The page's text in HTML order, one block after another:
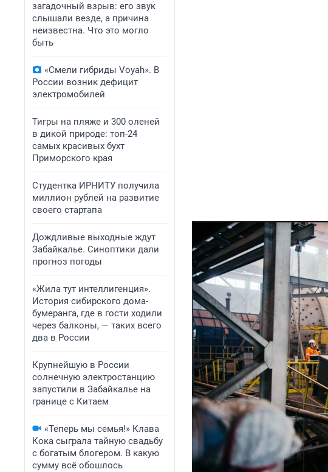
загадочный взрыв: его звук
слышали везде, а причина
неизвестна. Что это могло
быть
«Смели гибриды Voyah». В
России возник дефицит
электромобилей
Тигры на пляже и 300 оленей
в дикой природе: топ-24
самых красивых бухт
Приморского края
Студентка ИРНИТУ получила
миллион рублей на развитие
своего стартапа
Дождливые выходные ждут
Забайкалье. Синоптики дали
прогноз погоды
«Жила тут интеллигенция».
История сибирского дома-
бумеранга, где в гости ходили
через балконы, — таких всего
два в России
Крупнейшую в России
солнечную электростанцию
запустили в Забайкалье на
границе с Китаем
«Теперь мы семья!» Клава
Кока сыграла тайную свадьбу
с богатым блогером. В какую
сумму всё обошлось